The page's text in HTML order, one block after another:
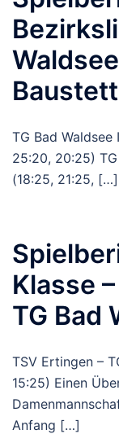
TG Bad
25:20, 20:25)
(18:25, 21:25, […]
Klasse
TG Bad
TSV Ertingen –
15:25) Einen
Anfang […]